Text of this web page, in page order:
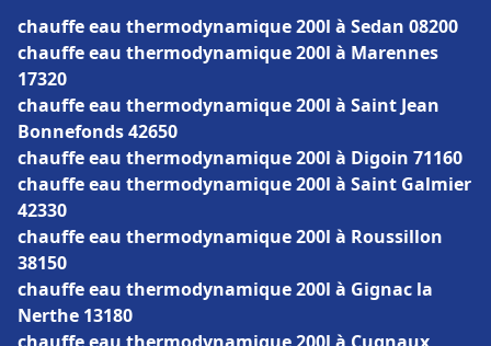
chauffe eau thermodynamique 200l à Sedan 08200
chauffe eau thermodynamique 200l à Marennes
17320
chauffe eau thermodynamique 200l à Saint Jean
Bonnefonds 42650
chauffe eau thermodynamique 200l à Digoin 71160
chauffe eau thermodynamique 200l à Saint Galmier
42330
chauffe eau thermodynamique 200l à Roussillon
38150
chauffe eau thermodynamique 200l à Gignac la
Nerthe 13180